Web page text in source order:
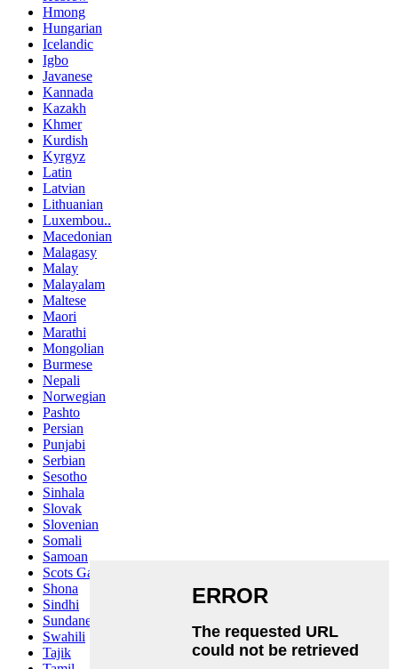
Hmong
Hungarian
Icelandic
Igbo
Javanese
Kannada
Kazakh
Khmer
Kurdish
Kyrgyz
Latin
Latvian
Lithuanian
Luxembou..
Macedonian
Malagasy
Malay
Malayalam
Maltese
Maori
Marathi
Mongolian
Burmese
Nepali
Norwegian
Pashto
Persian
Punjabi
Serbian
Sesotho
Sinhala
Slovak
Slovenian
Somali
Samoan
Scots Gaelic
Shona
Sindhi
Sundanese
Swahili
Tajik